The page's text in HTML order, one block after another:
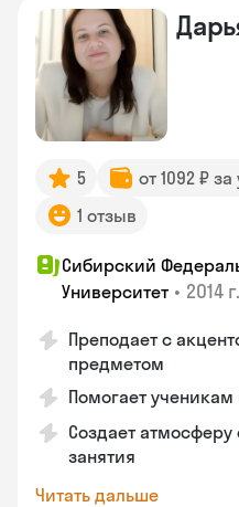
5 от 1092 ₽
1 отзыв
Сибирский
Университет • 2014 г.
Преподает с
предметом
Помогает
Создает
занятия
Читать дальше